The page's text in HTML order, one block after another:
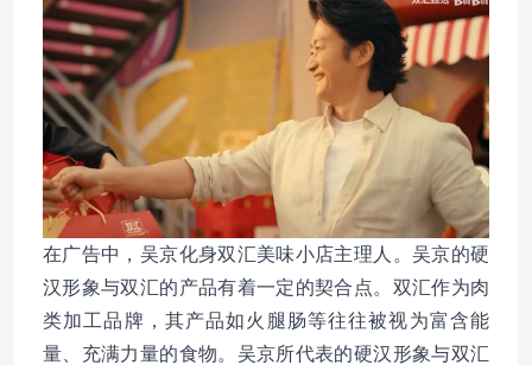
在广告中，吴京化身双汇美味小店主理人。吴京的硬
汉形象与双汇的产品有着一定的契合点。双汇作为肉
类加工品牌，其产品如火腿肠等往往被视为富含能
量、充满力量的食物。吴京所代表的硬汉形象与双汇